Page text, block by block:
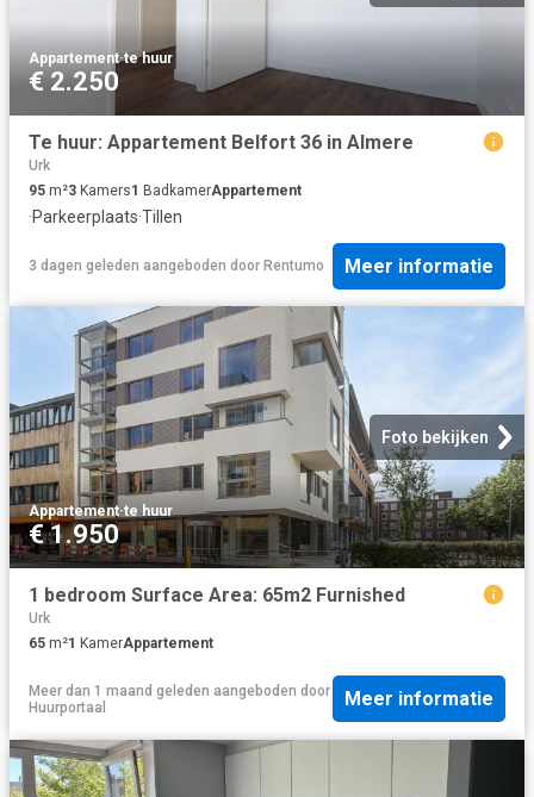
Appartement·te huur
€ 2.250
Te huur: Appartement Belfort 36 in Almere
Urk
95 m²3 Kamers1 BadkamerAppartement
·Parkeerplaats·Tillen
3 dagen geleden aangeboden door Rentumo Meer informatie
Foto bekijken
Appartement·te huur
€ 1.950
1 bedroom Surface Area: 65m2 Furnished
Urk
65 m²1 KamerAppartement
Meer dan 1 maand geleden aangeboden door
Huurportaal
Meer informatie